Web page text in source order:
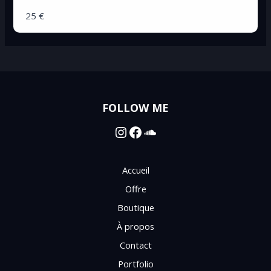
25 €
FOLLOW ME
Instagram
Facebook
SoundCloud
Accueil
Offre
Boutique
À propos
Contact
Portfolio